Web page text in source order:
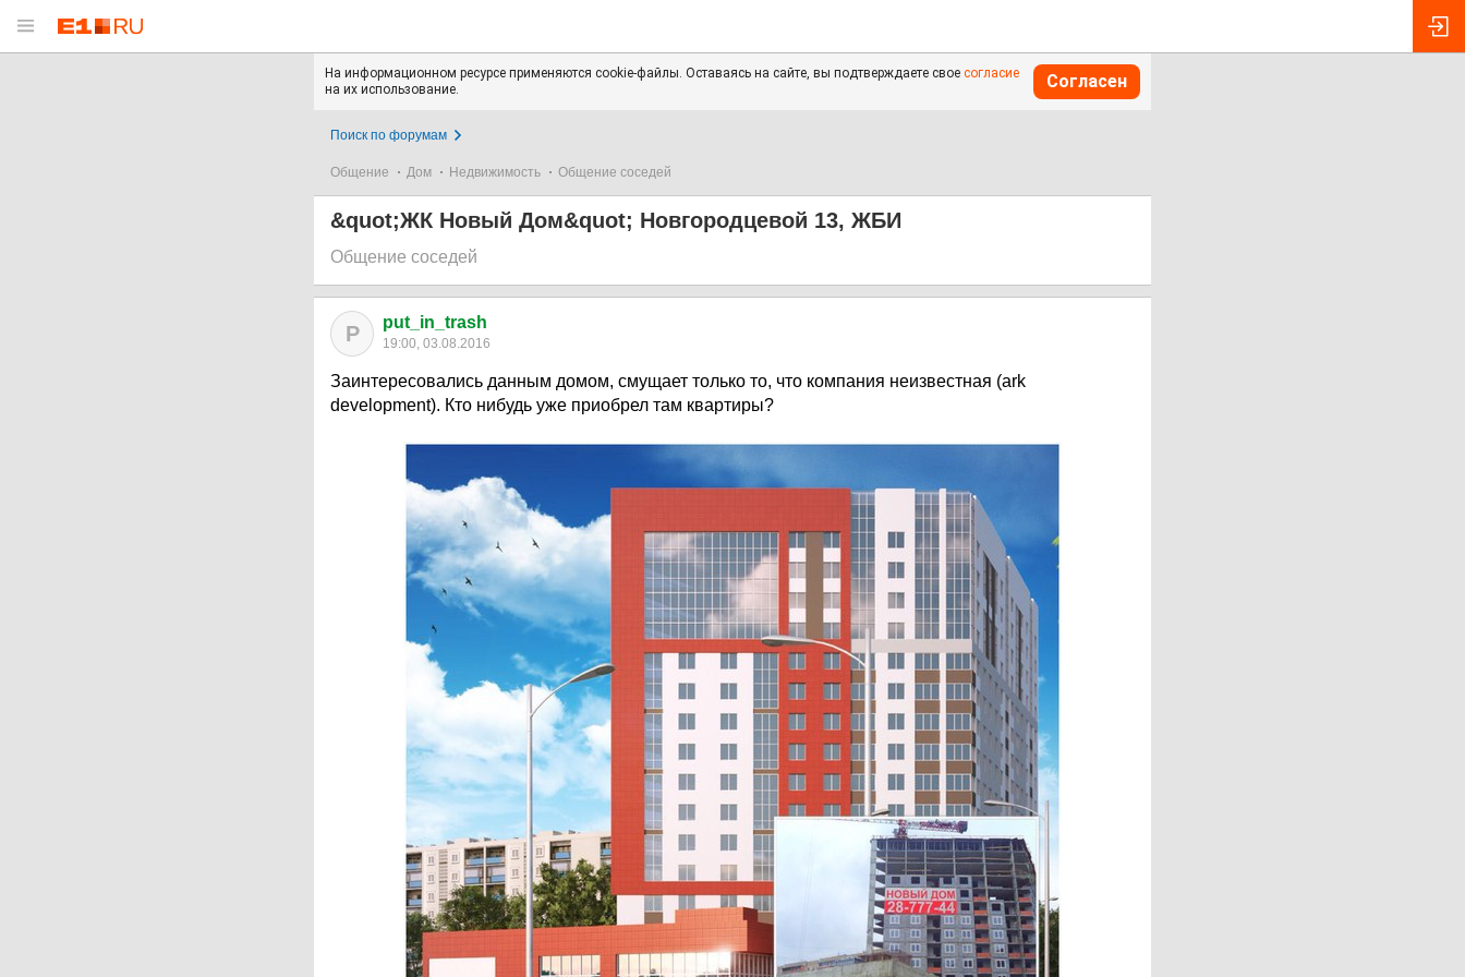
На информационном ресурсе применяются cookie-файлы. Оставаясь на сайте, вы подтверждаете свое согласие
на их использование.
Согласен
Поиск по форумам
Общение Дом Недвижимость Общение соседей
&quot;ЖК Новый Дом&quot; Новгородцевой 13, ЖБИ
Общение соседей
P put_in_trash
19:00, 03.08.2016
Заинтересовались данным домом, смущает только то, что компания неизвестная (ark
development). Кто нибудь уже приобрел там квартиры?